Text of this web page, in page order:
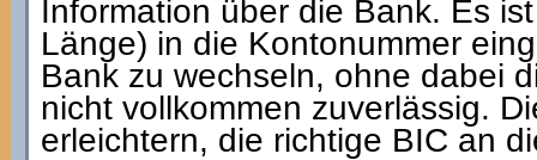
Information über die Bank. Es
Länge) in die Kontonummer
Bank zu wechseln, ohne dabei
nicht vollkommen zuverlässig.
erleichtern, die richtige BIC an